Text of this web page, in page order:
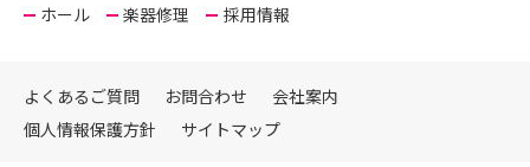
ホール
楽器修理 採用情報
よくあるご質問 お問合わせ
会社案内
個人情報保護方針
サイトマップ